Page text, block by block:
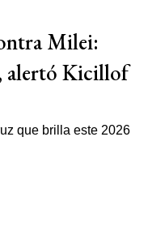
Milei:
alertó Kicillof